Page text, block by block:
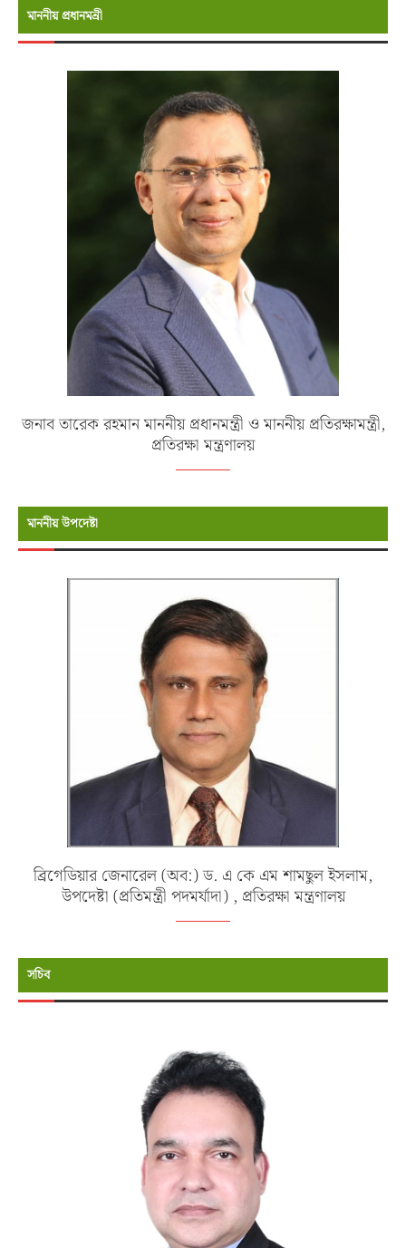
মাননীয় প্রধানমন্রী
জনাব তারেক রহমান মাননীয় প্রধানমন্ত্রী ও মাননীয় প্রতিরক্ষামন্ত্রী,
প্রতিরক্ষা মন্ত্রণালয়
মাননীয় উপদেষ্টা
ব্রিগেডিয়ার জেনারেল (অব:) ড. এ কে এম শামছুল ইসলাম,
উপদেষ্টা (প্রতিমন্ত্রী পদমর্যাদা) , প্রতিরক্ষা মন্ত্রণালয়
সচিব